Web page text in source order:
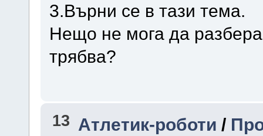
3.Върни се в тази тема.
Нещо не мога да
трябва?
13 Атлетик-роботи /